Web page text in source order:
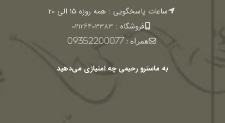
ساعات پاسخگویی : همه روزه 15 الی 20
فروشگاه : 02126403383
همراه :09352200077
به ماسترو رحیمی چه امتیازی می‌دهید